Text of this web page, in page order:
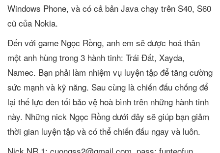
Windows Phone, và có cả bản Java chạy trên S40, S60
cũ của Nokia.
Đến với game Ngọc Rồng, anh em sẽ được hoá thân
một anh hùng trong 3 hành tinh: Trái Đất, Xayda,
Namec. Bạn phải làm nhiệm vụ luyện tập để tăng cường
sức mạnh và kỹ năng. Sau cùng là chiến đấu chống để
lại thế lực đen tối bảo vệ hoà bình trên những hành tinh
này. Những nick Ngọc Rồng dưới đây sẽ giúp bạn giảm
thời gian luyện tập và có thể chiến đấu ngay và luôn.